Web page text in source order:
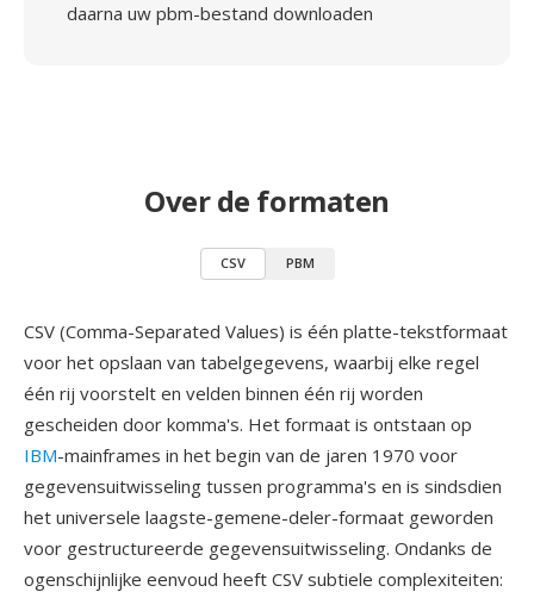
daarna uw pbm-bestand downloaden
Over de formaten
CSV PBM
CSV (Comma-Separated Values) is één platte-tekstformaat
voor het opslaan van tabelgegevens, waarbij elke regel
één rij voorstelt en velden binnen één rij worden
gescheiden door komma's. Het formaat is ontstaan op
IBM-mainframes in het begin van de jaren 1970 voor
gegevensuitwisseling tussen programma's en is sindsdien
het universele laagste-gemene-deler-formaat geworden
voor gestructureerde gegevensuitwisseling. Ondanks de
ogenschijnlijke eenvoud heeft CSV subtiele complexiteiten: